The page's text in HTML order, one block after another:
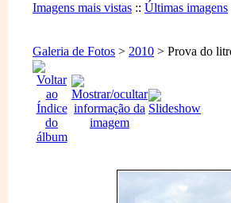
Imagens mais vistas :: Últimas imagens
Galeria de Fotos > 2010 > Prova do